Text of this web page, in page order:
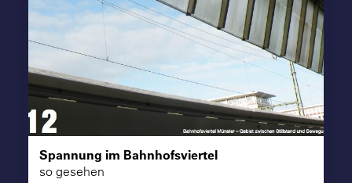
Spannung im Bahnhofsviertel
so gesehen